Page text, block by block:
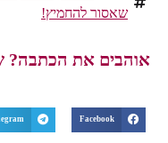
שאסור להחמיץ!
אוהבים את הכתבה?
Facebook